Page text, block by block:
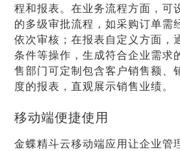
程和报表。在业务流程方面，可
的多级审批流程，如采购订单需
依次审核；在报表自定义方面，
条件等操作，生成符合企业需求
售部门可定制包含客户销售额、
度的报表，直观展示销售业绩。
移动端便捷使用
金蝶精斗云移动端应用让企业管